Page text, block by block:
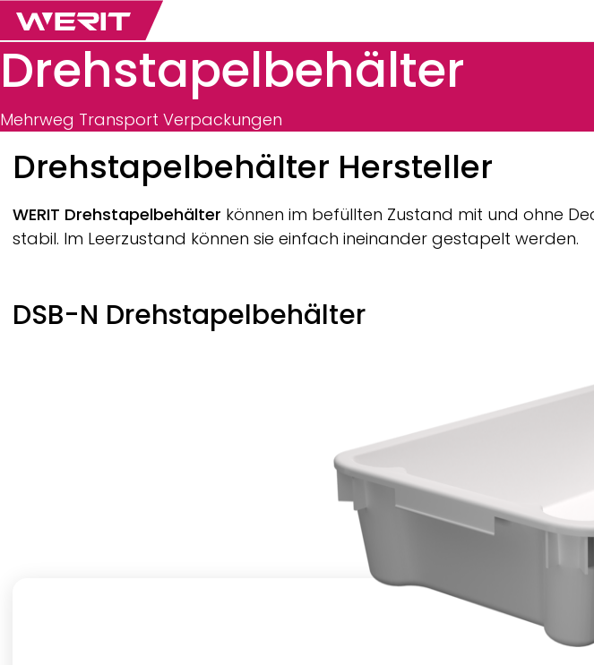
Drehstapelbehälter
Mehrweg Transport Verpackungen
Breadcrumb
Drehstapelbehälter Hersteller
WERIT Drehstapelbehälter können im befüllten Zustand mit und ohne
stabil. Im Leerzustand können sie einfach ineinander gestapelt werden.
DSB-N Drehstapelbehälter